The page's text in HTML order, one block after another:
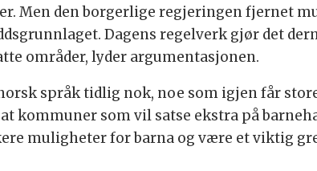
Men den borgerlige regjeringen fjernet
Dagens regelverk gjør det
områder, lyder argumentasjonen.
språk tidlig nok, noe som igjen får
kommuner som vil satse ekstra på
muligheter for barna og være et viktig